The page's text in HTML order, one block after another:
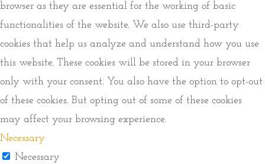
browser as they are essential for the working of basic
functionalities of the website. We also use third-party
cookies that help us analyze and understand how you use
this website. These cookies will be stored in your browser
only with your consent. You also have the option to opt-out
of these cookies. But opting out of some of these cookies
may affect your browsing experience.
Necessary
Necessary